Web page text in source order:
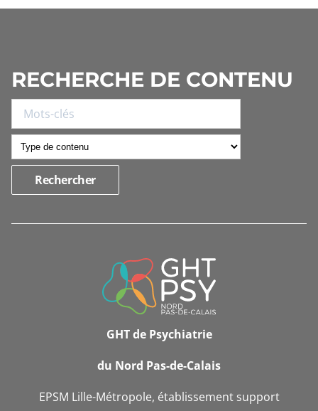
RECHERCHE DE CONTENU
INFORMATIONS
GHT de Psychiatrie
du Nord Pas-de-Calais
EPSM Lille-Métropole, établissement support